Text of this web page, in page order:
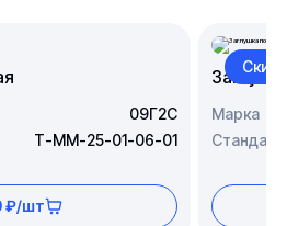
09Г2С
Т-ММ-25-01-06-01
₽/шт
Марка
Стандарт